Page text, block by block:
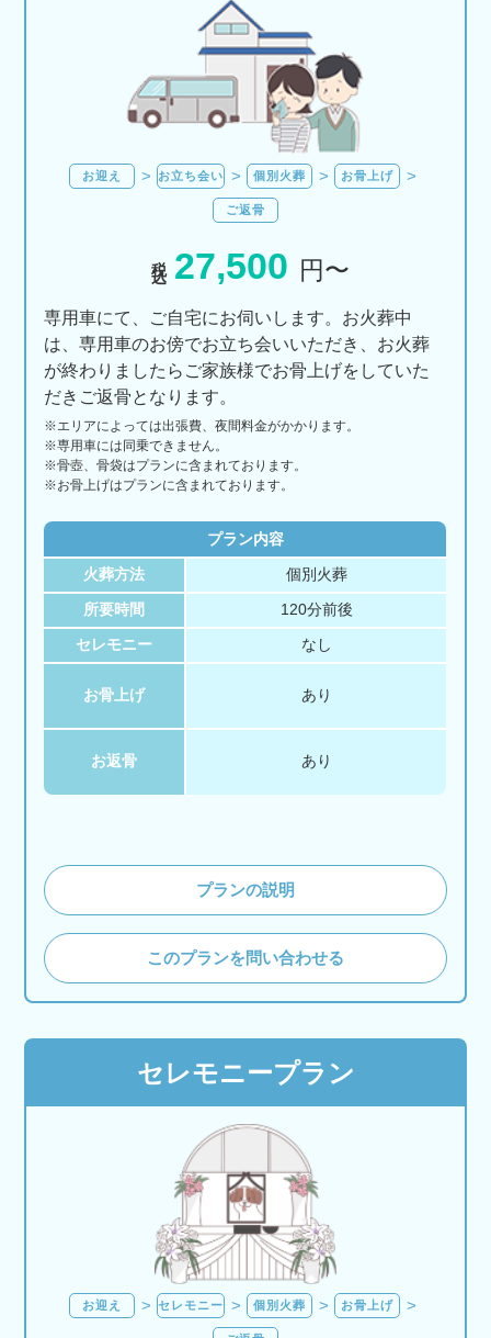
お迎え お立ち会い 個別火葬 お骨上げ
ご返骨
27,500 円〜
専用車にて、ご自宅にお伺いします。お火葬中
は、専用車のお傍でお立ち会いいただき、お火葬
が終わりましたらご家族様でお骨上げをしていた
だきご返骨となります。
※エリアによっては出張費、夜間料金がかかります。
※専用車には同乗できません。
※骨壺、骨袋はプランに含まれております。
※お骨上げはプランに含まれております。
プラン内容
火葬方法 個別火葬
所要時間 120分前後
セレモニー なし
お骨上げ あり
お返骨 あり
プランの説明
このプランを問い合わせる
セレモニープラン
お迎え セレモニー 個別火葬 お骨上げ